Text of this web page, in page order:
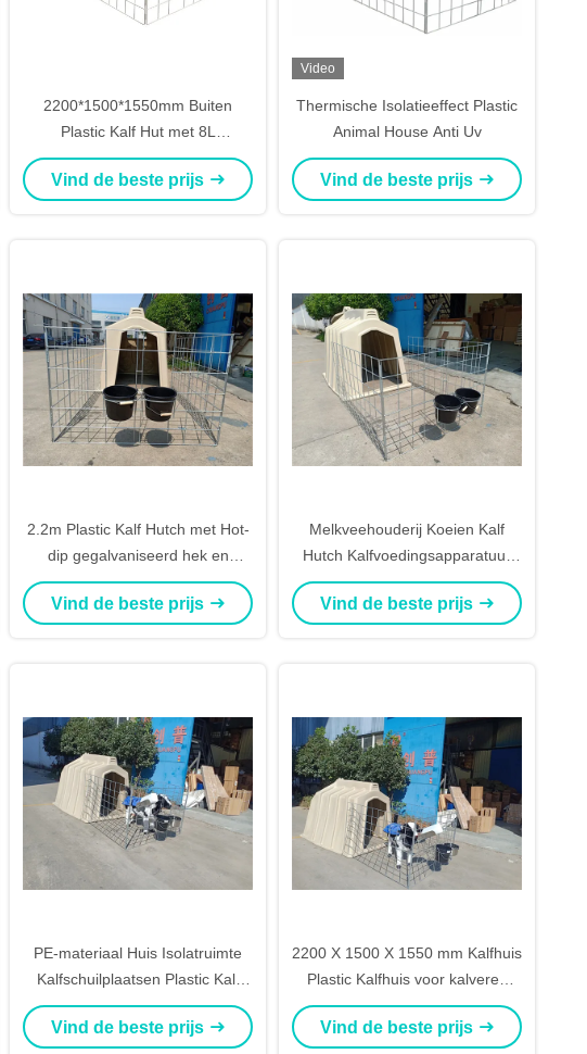
2200*1500*1550mm Buiten
Plastic Kalf Hut met 8L
voedingsemmer Hygiënisch
materiaal
Vind de beste prijs
Video
Thermische Isolatieeffect Plastic
Animal House Anti Uv
Vind de beste prijs
2.2m Plastic Kalf Hutch met Hot-
dip gegalvaniseerd hek en
koeiencabines voor
melkveehouderij
Vind de beste prijs
Melkveehouderij Koeien Kalf
Hutch Kalfvoedingsapparatuur
Met Voedselkwaliteit Emmer
Vind de beste prijs
PE-materiaal Huis Isolatruimte
Kalfschuilplaatsen Plastic Kalf
Hutch 2200 * 1500 * 1550 mm
Vind de beste prijs
2200 X 1500 X 1550 mm Kalfhuis
Plastic Kalfhuis voor kalveren
Schapen en geiten
Vind de beste prijs